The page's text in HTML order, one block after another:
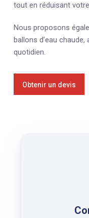
tout en réduisant
Nous proposons
ballons d’eau
quotidien.
Obtenir un devis